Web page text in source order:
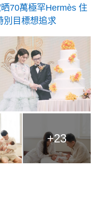
70萬極罕Hermès 住
別目標想追求
+23